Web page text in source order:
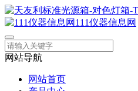
111仪器信息网
网站导航
网站首页